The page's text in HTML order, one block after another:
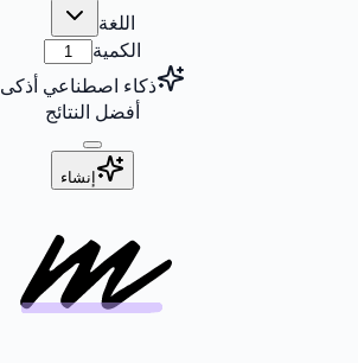
اللغة
الكمية
ذكاء اصطناعي أذكى
أفضل النتائج
إنشاء